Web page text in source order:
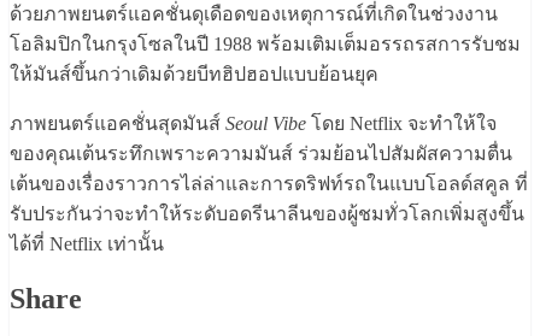
ด้วยภาพยนตร์แอคชั่นดุเดือดของเหตุการณ์ที่เกิดในช่วงงาน
โอลิมปิกในกรุงโซลในปี 1988 พร้อมเติมเต็มอรรถรสการรับชม
ให้มันส์ขึ้นกว่าเดิมด้วยบีทฮิปฮอปแบบย้อนยุค
ภาพยนตร์แอคชั่นสุดมันส์ Seoul Vibe โดย Netflix จะทำให้ใจ
ของคุณเต้นระทึกเพราะความมันส์ ร่วมย้อนไปสัมผัสความตื่น
เต้นของเรื่องราวการไล่ล่าและการดริฟท์รถในแบบโอลด์สคูล ที่
รับประกันว่าจะทำให้ระดับอดรีนาลีนของผู้ชมทั่วโลกเพิ่มสูงขึ้น
ได้ที่ Netflix เท่านั้น
Share